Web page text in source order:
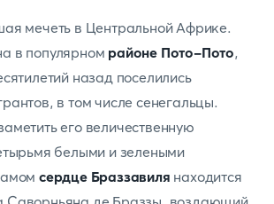
мечеть в Центральной Африке.
в популярном районе Пото-Пото,
назад поселились
в том числе сенегальцы.
его величественную
белыми и зелеными
сердце Браззавиля находится